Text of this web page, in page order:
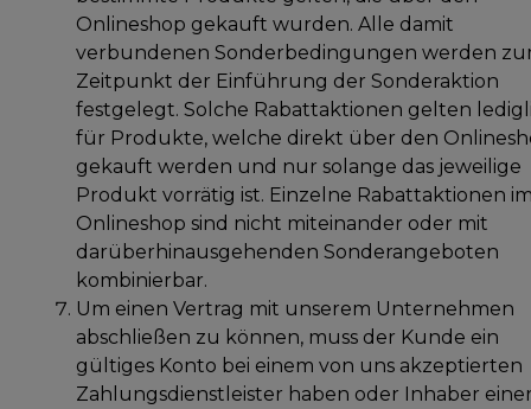
Onlineshop gekauft wurden. Alle damit
verbundenen Sonderbedingungen werden
Zeitpunkt der Einführung der Sonderaktion
festgelegt. Solche Rabattaktionen gelten
für Produkte, welche direkt über den
gekauft werden und nur solange das jeweilige
Produkt vorrätig ist. Einzelne Rabattaktionen
Onlineshop sind nicht miteinander oder mit
darüberhinausgehenden Sonderangeboten
kombinierbar.
Um einen Vertrag mit unserem Unternehmen
abschließen zu können, muss der Kunde ein
gültiges Konto bei einem von uns akzeptierten
Zahlungsdienstleister haben oder Inhaber